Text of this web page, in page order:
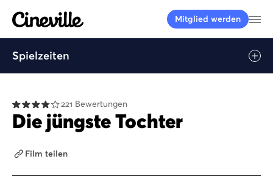
Cineville Logo
Mitglied werden
Spielzeiten
221 Bewertungen
Die jüngste Tochter
Film teilen